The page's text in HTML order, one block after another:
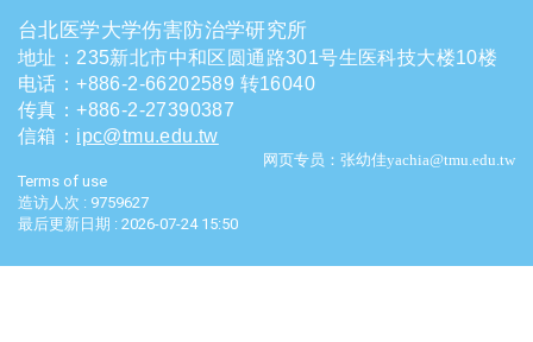
台北医学大学伤害防治学研究所
地址：235新北市中和区圆通路301号生医科技大楼10楼
电话 ：+886-2-66202589 转16040
传真：+886-2-27390387
信箱 ： ipc@tmu.edu.tw
网页专员：张幼佳yachia@tmu.edu.tw
Terms of use
造访人次 : 9759627
最后更新日期 : 2026-07-24 15:50